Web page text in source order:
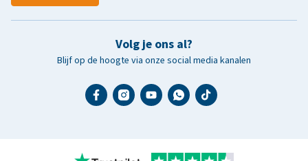
Volg je ons al?
Blijf op de hoogte via onze social media kanalen